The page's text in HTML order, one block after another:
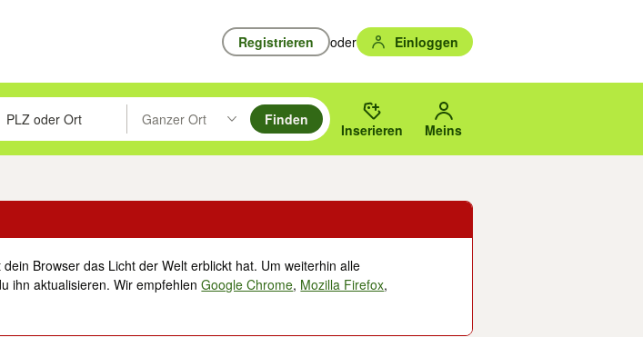
Registrieren oder Einloggen
mit den Pfeiltasten nach oben/unten durchsuchen und mit Eingabetaste auswählen.
oder Ort eingeben. Eingabetaste drücken um zu suchen, oder Vorschläge mit den Pfeiltasten nach oben/
Ganzer Ort
Suche im Umkreis des gewählten Orts oder PLZ.
Finden
Inserieren Meins
Browser das Licht der Welt erblickt hat. Um weiterhin alle
ihn aktualisieren. Wir empfehlenGoogle Chrome, Mozilla Firefox,